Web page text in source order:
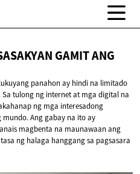
GAMIT ANG
panahon ay hindi na limitado
tulong ng internet at mga digital na
ng mga interesadong
Ang gabay na ito ay
magbenta na maunawaan ang
ng halaga hanggang sa pagsasara